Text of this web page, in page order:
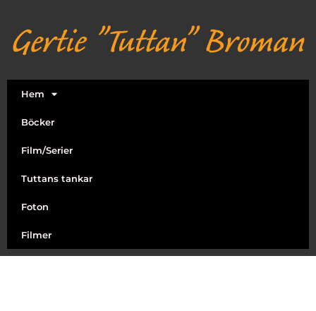
Hem
Böcker
Film/Serier
Tuttans tankar
Foton
Filmer